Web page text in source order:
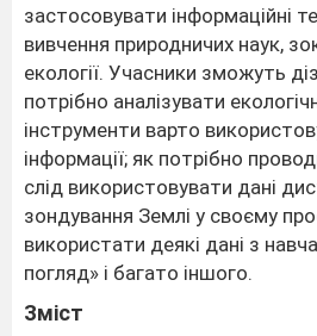
застосовувати інформаційні
вивчення природничих наук,
екології. Учасники зможуть
потрібно аналізувати
інструменти варто
інформації; як потрібно
слід використовувати дані
зондування Землі у своєму
використати деякі дані з
погляд» і багато іншого.
Зміст